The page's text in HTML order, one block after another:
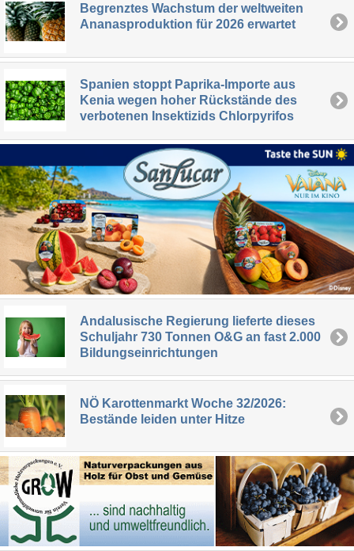
Begrenztes Wachstum der weltweiten
Ananasproduktion für 2026 erwartet
Spanien stoppt Paprika-Importe aus
Kenia wegen hoher Rückstände des
verbotenen Insektizids Chlorpyrifos
Andalusische Regierung lieferte dieses
Schuljahr 730 Tonnen O&G an fast 2.000
Bildungseinrichtungen
NÖ Karottenmarkt Woche 32/2026:
Bestände leiden unter Hitze